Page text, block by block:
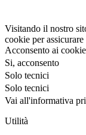
Visitando il nostro
cookie per
Acconsento ai cookie
Si, acconsento
Solo tecnici
Solo tecnici
Vai all'informativa
Utilità